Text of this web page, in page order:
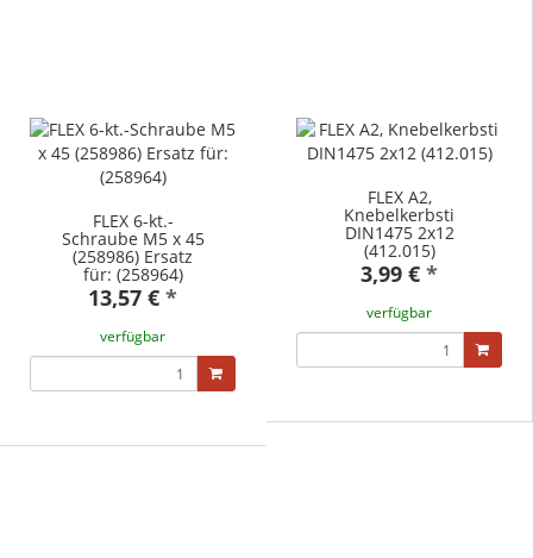
FLEX 6-kt.-
Schraube M5 x 45
(258986) Ersatz
für: (258964)
13,57 € *
verfügbar
FLEX A2,
Knebelkerbsti
DIN1475 2x12
(412.015)
3,99 € *
verfügbar